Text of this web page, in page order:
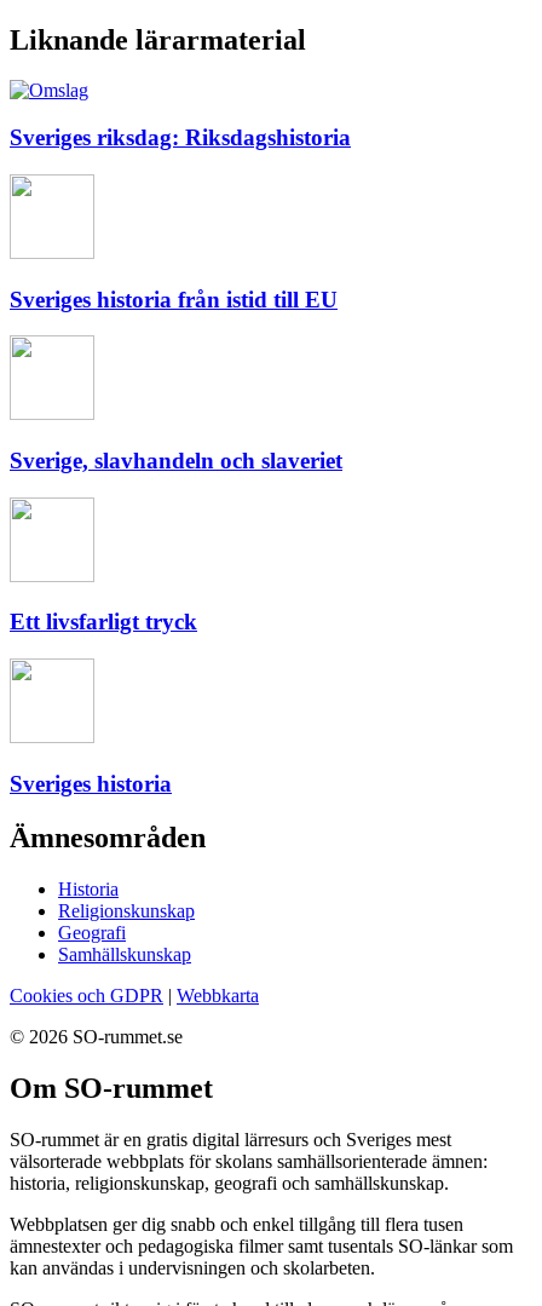
Liknande lärarmaterial
Sveriges riksdag: Riksdagshistoria
Sveriges historia från istid till EU
Sverige, slavhandeln och slaveriet
Ett livsfarligt tryck
Sveriges historia
Ämnesområden
Historia
Religionskunskap
Geografi
Samhällskunskap
Cookies och GDPR | Webbkarta
© 2026 SO-rummet.se
Om SO-rummet
SO-rummet är en gratis digital lärresurs och Sveriges mest
välsorterade webbplats för skolans samhällsorienterade ämnen:
historia, religionskunskap, geografi och samhällskunskap.
Webbplatsen ger dig snabb och enkel tillgång till flera tusen
ämnestexter och pedagogiska filmer samt tusentals SO-länkar som
kan användas i undervisningen och skolarbeten.